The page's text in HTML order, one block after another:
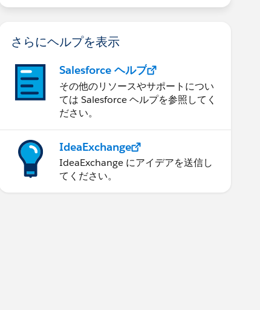
さらにヘルプを表示
Salesforce ヘルプ
その他のリソースやサポートについ
ては Salesforce ヘルプを参照してく
ださい。
IdeaExchange
IdeaExchange にアイデアを送信し
てください。